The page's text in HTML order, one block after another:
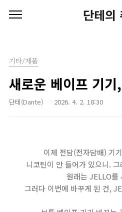
단테의
기타/제품
새로운 베이프 기
단테(Dante) 2026. 4. 2. 18:30
이제 전담(전자담배) 기
니코틴이 안 들어가 있으니.
원래는 JELLO를
그러다 이번에 바꾸게 된 건,